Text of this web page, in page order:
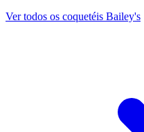
Ver todos os coquetéis Bailey's